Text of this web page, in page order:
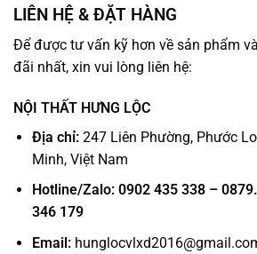
LIÊN HỆ & ĐẶT HÀNG
Để được tư vấn kỹ hơn về sản phẩm
đãi nhất, xin vui lòng liên hệ:
NỘI THẤT HƯNG LỘC
Địa chỉ:247 Liên Phường, Phước
Minh, Việt Nam
Hotline/Zalo: 0902 435 338 –
346 179
Email: